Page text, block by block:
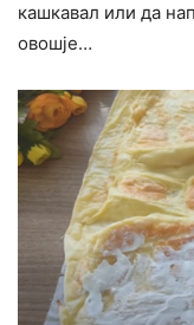
кашкавал или да
овошје…